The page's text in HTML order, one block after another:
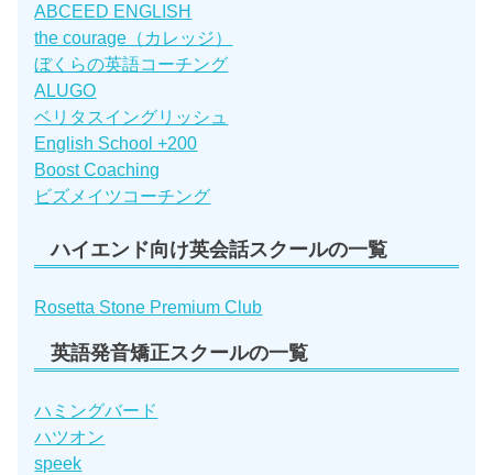
ABCEED ENGLISH
the courage（カレッジ）
ぼくらの英語コーチング
ALUGO
ベリタスイングリッシュ
English School +200
Boost Coaching
ビズメイツコーチング
ハイエンド向け英会話スクールの一覧
Rosetta Stone Premium Club
英語発音矯正スクールの一覧
ハミングバード
ハツオン
speek